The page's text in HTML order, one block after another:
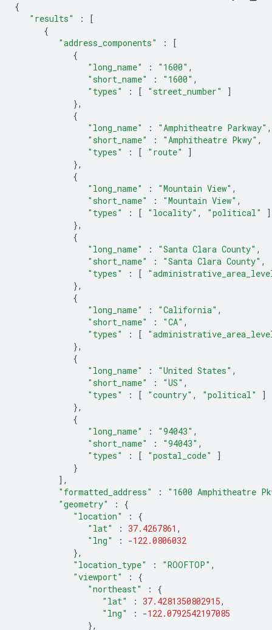
{
"results"
:
[
{
"address_components"
:
[
{
"long_name"
: "1600" ,
"short_name"
: "1600" ,
"types"
: [ "street_number"
]
},
{
"long_name"
: "Amphitheatre Parkway" ,
"short_name"
: "Amphitheatre Pkwy" ,
"types"
: [ "route"
]
},
{
"long_name"
: "Mountain View" ,
"short_name"
: "Mountain View" ,
"types"
: [ "locality" , "political"
]
},
{
"long_name"
: "Santa Clara County" ,
"short_name"
: "Santa Clara County" ,
"types"
: [
},
{
"long_name"
: "California" ,
"short_name"
: "CA" ,
"types"
: [
},
{
"long_name"
: "United States" ,
"short_name"
: "US" ,
"types"
: [ "country" , "political"
]
},
{
"long_name"
: "94043" ,
"short_name"
: "94043" ,
"types"
: [ "postal_code"
]
}
],
"formatted_address"
:
"1600 Amphitheatre
"geometry"
:
{
"location"
:
{
"lat"
: 37.4267861 ,
"lng"
: -122.0806032
},
"location_type"
: "ROOFTOP" ,
"viewport"
:
{
"northeast"
:
{
"lat"
: 37.4281350802915,
"lng"
: -122.0792542197085
},